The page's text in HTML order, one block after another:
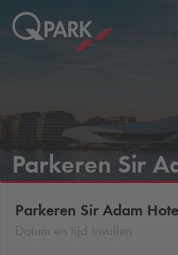
Parkeren Sir
Parkeren Sir Adam